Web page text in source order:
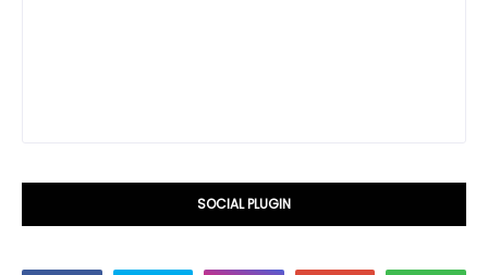
SOCIAL PLUGIN